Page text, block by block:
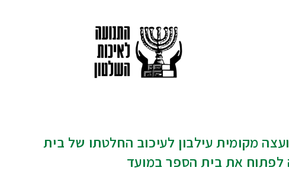
מקומית עילבון לעיכוב החלטתו של בית
לפתוח את בית הספר במועד